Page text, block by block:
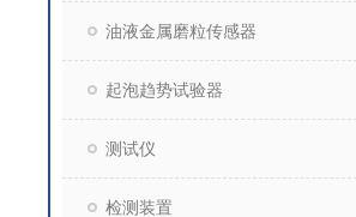
油液金属磨粒传感器
起泡趋势试验器
测试仪
检测装置